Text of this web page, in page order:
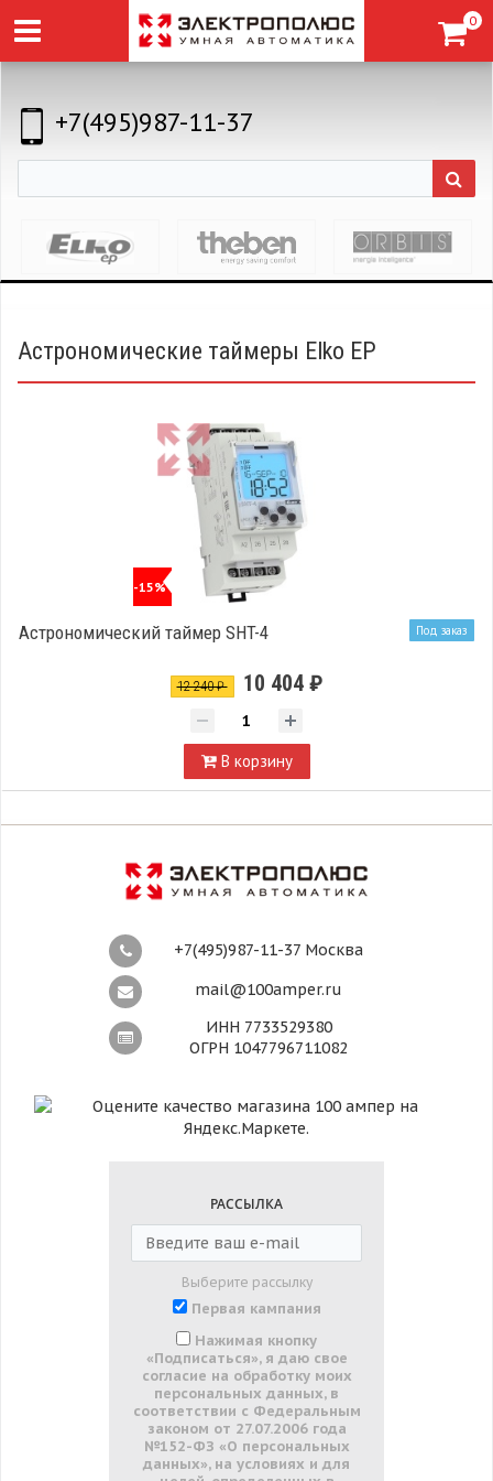
0
+7(495)987-11-37
Астрономические таймеры Elko EP
-15%
Под заказ
Астрономический таймер SHT-4
12 240 ₽ 10 404 ₽
В корзину
+7(495)987-11-37 Москва
mail@100amper.ru
ИНН 7733529380
ОГРН 1047796711082
РАССЫЛКА
Выберите рассылку
Первая кампания
Нажимая кнопку
«Подписаться», я даю свое
согласие на обработку моих
персональных данных, в
соответствии с Федеральным
законом от 27.07.2006 года
№152-ФЗ «О персональных
данных», на условиях и для